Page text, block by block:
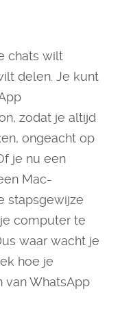
chats wilt
delen. Je kunt
zodat je altijd
ongeacht op
je nu een
Mac-
stapsgewijze
computer te
waar wacht je
hoe je
van WhatsApp